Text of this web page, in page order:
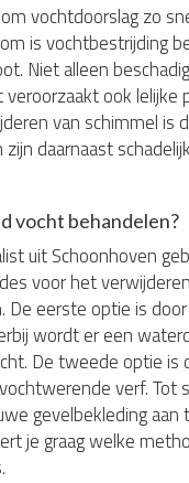
vochtdoorslag zo
is vochtbestrijding
Niet alleen
ook lelijke
van schimmel is
daarnaast
vocht behandelen?
uit Schoonhoven
voor het
De eerste optie is
wordt er een
De tweede optie is
verf. Tot
gevelbekleding aan
je graag welke